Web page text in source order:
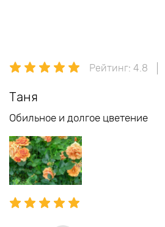
Рейтинг: 4.8
Таня
Обильное и долгое цветение